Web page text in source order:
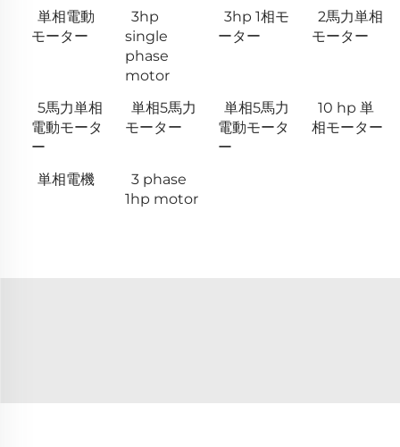
単相電動
モーター
3hp
single
phase
motor
3hp 1相モ
ーター
2馬力単相
モーター
5馬力単相
電動モータ
ー
単相5馬力
モーター
単相5馬力
電動モータ
ー
10 hp 単
相モーター
単相電機
3 phase
1hp motor